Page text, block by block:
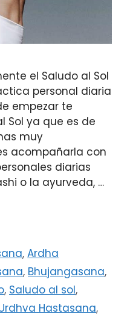
el Saludo al Sol
personal diaria
empezar te
Sol ya que es de
muy
acompañarla con
diarias
o la ayurveda, …
,Ardha
, Bhujangasana,
, Saludo al sol,
Hastasana,